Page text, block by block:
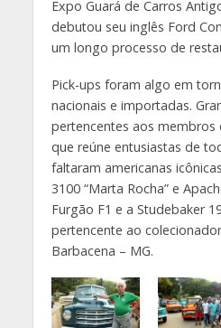
Expo Guará de Carros
debutou seu inglês Ford
um longo processo de
Pick-ups foram algo em
nacionais e importadas.
pertencentes aos membros
que reúne entusiastas de
faltaram americanas
3100 “Marta Rocha” e
Furgão F1 e a Studebaker
pertencente ao
Barbacena – MG.